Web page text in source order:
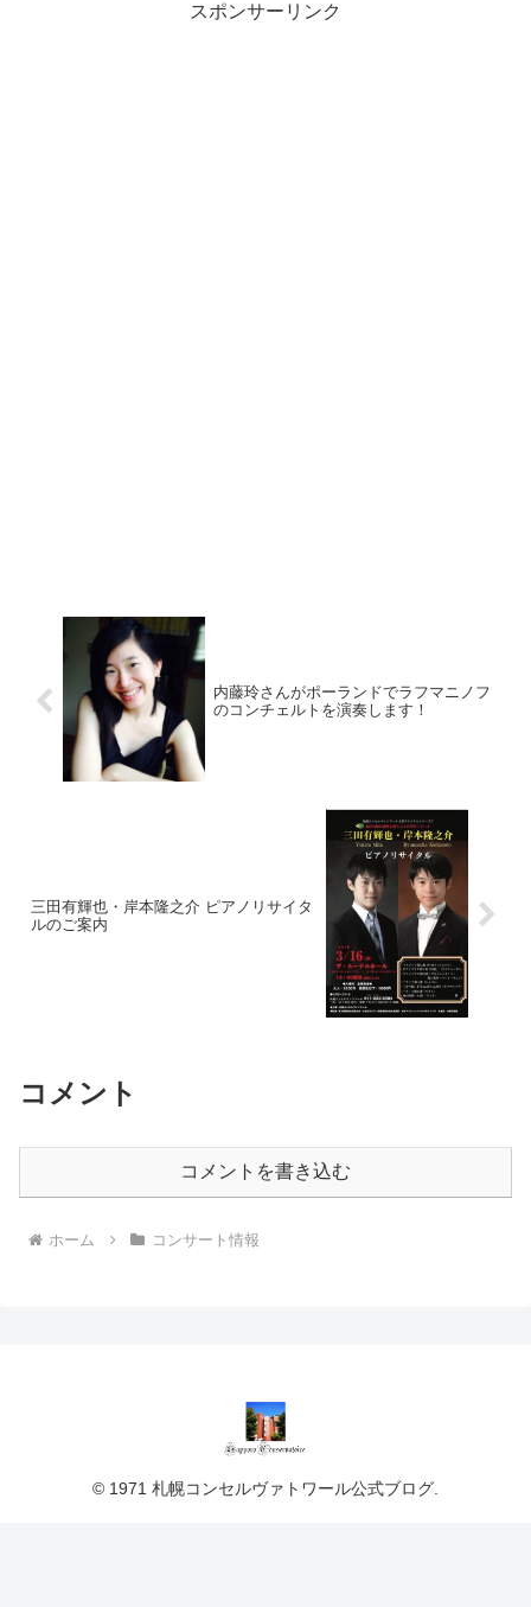
スポンサーリンク
内藤玲さんがポーランドでラフマニノフ
のコンチェルトを演奏します！
三田有輝也・岸本隆之介 ピアノリサイタ
ルのご案内
コメント
コメントを書き込む
ホーム コンサート情報
© 1971 札幌コンセルヴァトワール公式ブログ.